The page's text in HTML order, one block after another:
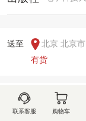
送至
北京 北京
有货
用户评论(
联系客服 购物车